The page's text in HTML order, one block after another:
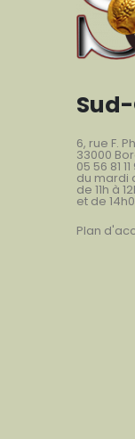
6, rue F.
33000
05 56 81 11
du mardi
de 11h à
et de
Plan